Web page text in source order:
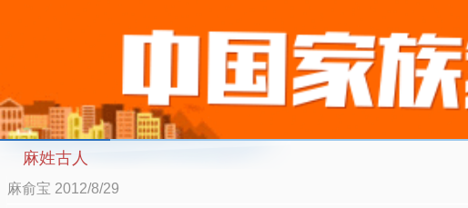
麻姓古人
麻俞宝 2012/8/29